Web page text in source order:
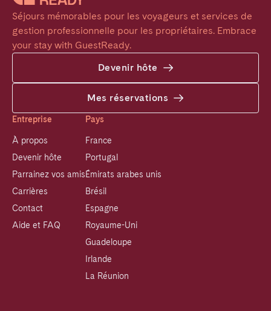
Séjours mémorables pour les voyageurs et services de
gestion professionnelle pour les propriétaires. Embrace
your stay with GuestReady.
Devenir hôte
Mes réservations
Entreprise
À propos
Devenir hôte
Parrainez vos amis
Carrières
Contact
Aide et FAQ
Pays
France
Portugal
Émirats arabes unis
Brésil
Espagne
Royaume-Uni
Guadeloupe
Irlande
La Réunion